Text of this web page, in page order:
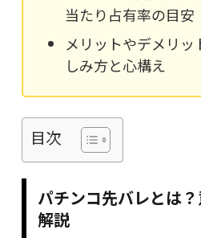
当たり占有率の目安
メリットやデメリ
しみ方と心構え
目次
パチンコ先バレとは
解説